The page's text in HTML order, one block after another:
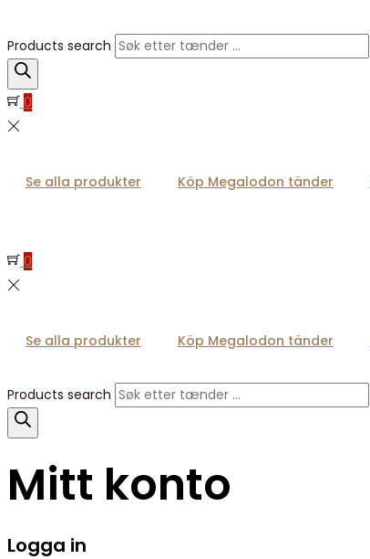
Products search
0
Se alla produkter Köp Megalodon tänder
0
Se alla produkter Köp Megalodon tänder
Products search
Mitt konto
Logga in